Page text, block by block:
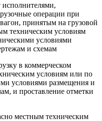
исполнителями,
операции при
принятым на грузовой
техническим условиям
условиями
и схемам
в коммерческом
условиям или по
условиями размещения и
и проставление отметки
местным техническим